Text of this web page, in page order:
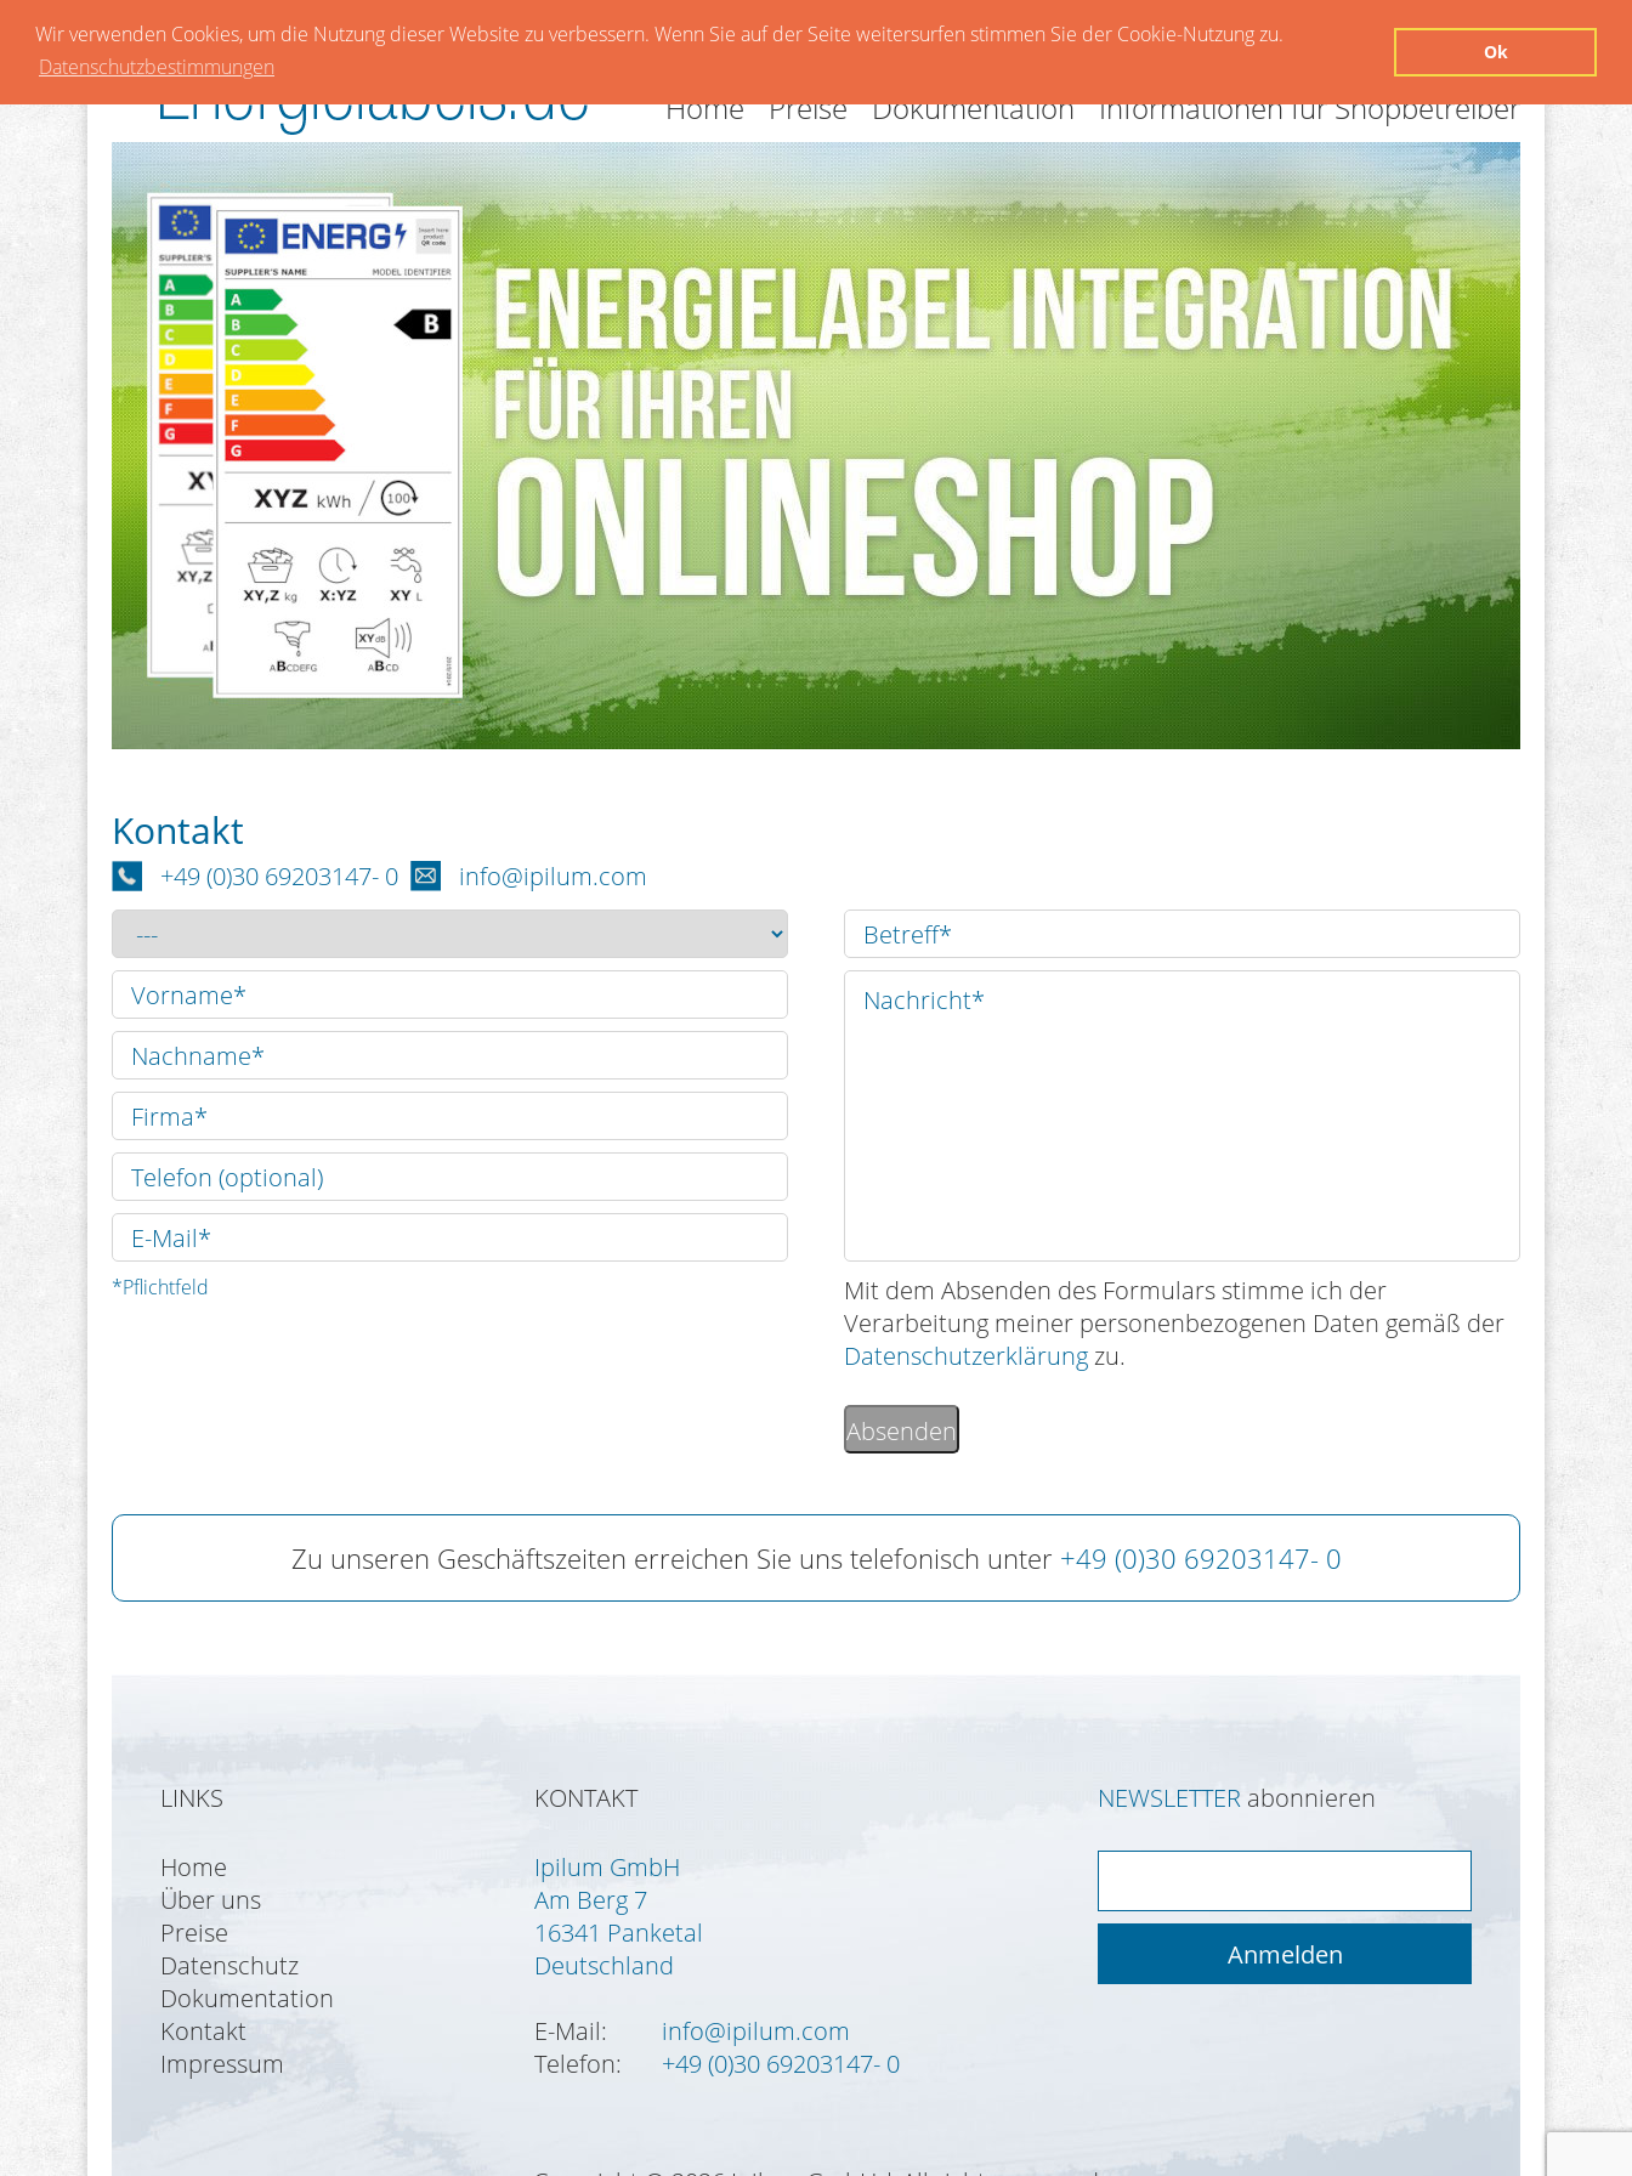
Wir verwenden Cookies, um die Nutzung dieser Website zu verbessern. Wenn Sie auf der Seite weitersurfen stimmen Sie der Cookie-Nutzung zu.
Datenschutzbestimmungen
Ok
Home Preise Dokumentation Informationen für Shopbetreiber
Kontakt
+49 (0)30 69203147- 0 info@ipilum.com
*Pflichtfeld
Mit dem Absenden des Formulars stimme ich der
Verarbeitung meiner personenbezogenen Daten gemäß der
Datenschutzerklärungzu.
Absenden
Zu unseren Geschäftszeiten erreichen Sie uns telefonisch unter +49 (0)30 69203147- 0
LINKS
Home
Über uns
Preise
Datenschutz
Dokumentation
Kontakt
Impressum
KONTAKT
Ipilum GmbH
Am Berg 7
16341 Panketal
Deutschland
E-Mail:
info@ipilum.com
Telefon:
+49 (0)30 69203147- 0
NEWSLETTER abonnieren